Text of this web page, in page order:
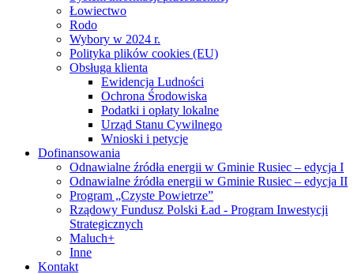
Łowiectwo
Rodo
Wybory w 2024 r.
Polityka plików cookies (EU)
Obsługa klienta
Ewidencja Ludności
Ochrona Środowiska
Podatki i opłaty lokalne
Urząd Stanu Cywilnego
Wnioski i petycje
Dofinansowania
Odnawialne źródła energii w Gminie Rusiec – edycja I
Odnawialne źródła energii w Gminie Rusiec – edycja II
Program „Czyste Powietrze”
Rządowy Fundusz Polski Ład - Program Inwestycji
Strategicznych
Maluch+
Inne
Kontakt